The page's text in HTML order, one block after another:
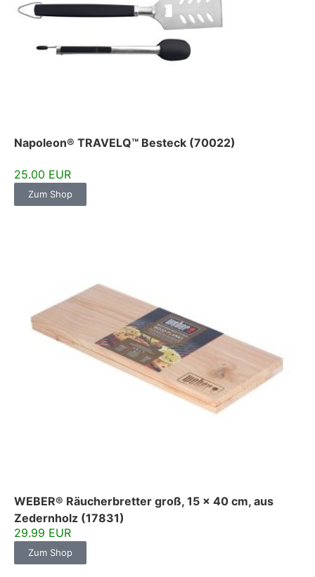
Napoleon® TRAVELQ™ Besteck (70022)
25.00 EUR
Zum Shop
WEBER® Räucherbretter groß, 15 x 40 cm, aus
Zedernholz (17831)
29.99 EUR
Zum Shop